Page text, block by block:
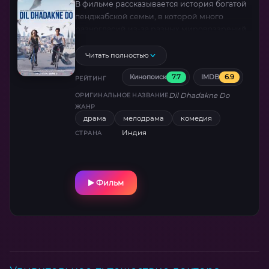
В фильме рассказывается история богатой
пенджабской семьи, в которой много
время круиза.
Читать полностью
РЕЙТИНГ Кинопоиск 7.7 IMDB 6.9
ОРИГИНАЛЬНОЕ НАЗВАНИЕDil Dhadakne Do
ЖАНР
драма мелодрама комедия
СТРАНА Индия
Фильм